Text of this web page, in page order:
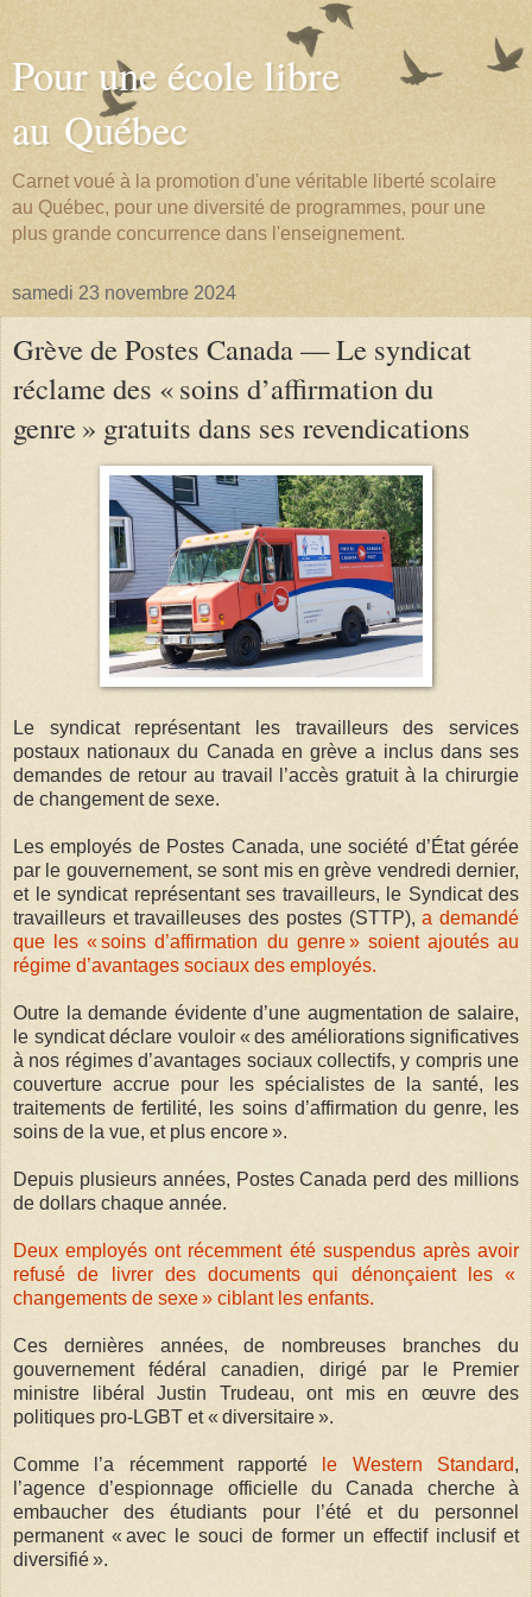
Pour une école libre
au Québec
Carnet voué à la promotion d'une véritable liberté scolaire
au Québec, pour une diversité de programmes, pour une
plus grande concurrence dans l'enseignement.
samedi 23 novembre 2024
Grève de Postes Canada — Le syndicat
réclame des « soins d’affirmation du
genre » gratuits dans ses revendications
Le syndicat représentant les travailleurs des services
postaux nationaux du Canada en grève a inclus dans ses
demandes de retour au travail l’accès gratuit à la chirurgie
de changement de sexe.
Les employés de Postes Canada, une société d’État gérée
par le gouvernement, se sont mis en grève vendredi dernier,
et le syndicat représentant ses travailleurs, le Syndicat des
travailleurs et travailleuses des postes (STTP),a demandé
que les « soins d’affirmation du genre » soient ajoutés au
régime d’avantages sociaux des employés.
Outre la demande évidente d’une augmentation de salaire,
le syndicat déclare vouloir « des améliorations significatives
à nos régimes d’avantages sociaux collectifs, y compris une
couverture accrue pour les spécialistes de la santé, les
traitements de fertilité, les soins d’affirmation du genre, les
soins de la vue, et plus encore ».
Depuis plusieurs années, Postes Canada perd des millions
de dollars chaque année.
Deux employés ont récemment été suspendus après avoir
refusé de livrer des documents qui dénonçaient les «
changements de sexe » ciblant les enfants.
Ces dernières années, de nombreuses branches du
gouvernement fédéral canadien, dirigé par le Premier
ministre libéral Justin Trudeau, ont mis en œuvre des
politiques pro-LGBT et « diversitaire ».
Comme l’a récemment rapporté le Western Standard,
l’agence d’espionnage officielle du Canada cherche à
embaucher des étudiants pour l’été et du personnel
permanent « avec le souci de former un effectif inclusif et
diversifié ».